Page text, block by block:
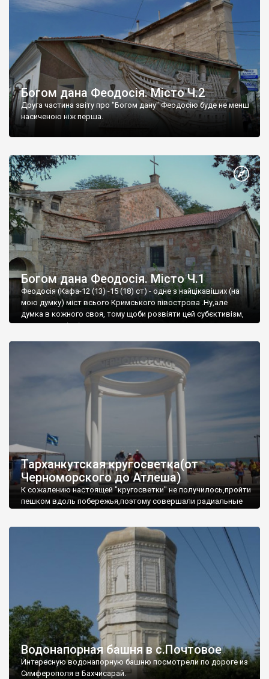
Богом дана Феодосія. Місто Ч.2
Друга частина звіту про "Богом дану" Феодосію буде не менш
насиченою ніж перша.
Богом дана Феодосія. Місто Ч.1
Феодосія (Кафа-12 (13) -15 (18) ст) - одне з найцікавіших (на
мою думку) міст всього Кримського півострова .Ну,але
думка в кожного своя, тому щоби розвіяти цей субєктивізм,
запрошую відвідати це
Тарханкутская кругосветка(от
Черноморского до Атлеша)
К сожалению настоящей "кругосветки" не получилось,пройти
пешком вдоль побережья,поэтому совершали радиальные
Водонапорная башня в с.Почтовое
Интересную водонапорную башню посмотрели по дороге из
Симферополя в Бахчисарай.